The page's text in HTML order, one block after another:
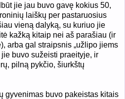
jie jau buvo gavę kokius 50,
laiškų per pastaruosius
vieną dalyką, su kuriuo jie
kažką kitaip nei aš parašiau (ir
arba gal straipsnis „užlipo jiems
buvo sužeisti praeityje, ir
pilną pykčio, šiurkštų
gyvenimas buvo pakeistas kitais